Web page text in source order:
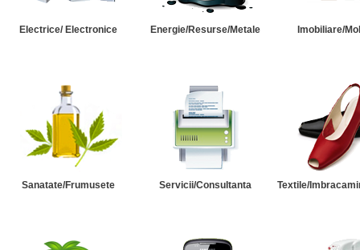
Electrice/ Electronice Energie/Resurse/Metale Imobiliare/
Sanatate/Frumusete Servicii/Consultanta Textile/